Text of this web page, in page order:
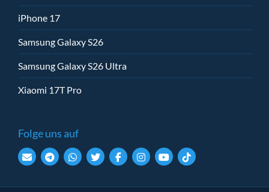
iPhone 17
Samsung Galaxy S26
Samsung Galaxy S26 Ultra
Xiaomi 17T Pro
Folge uns auf